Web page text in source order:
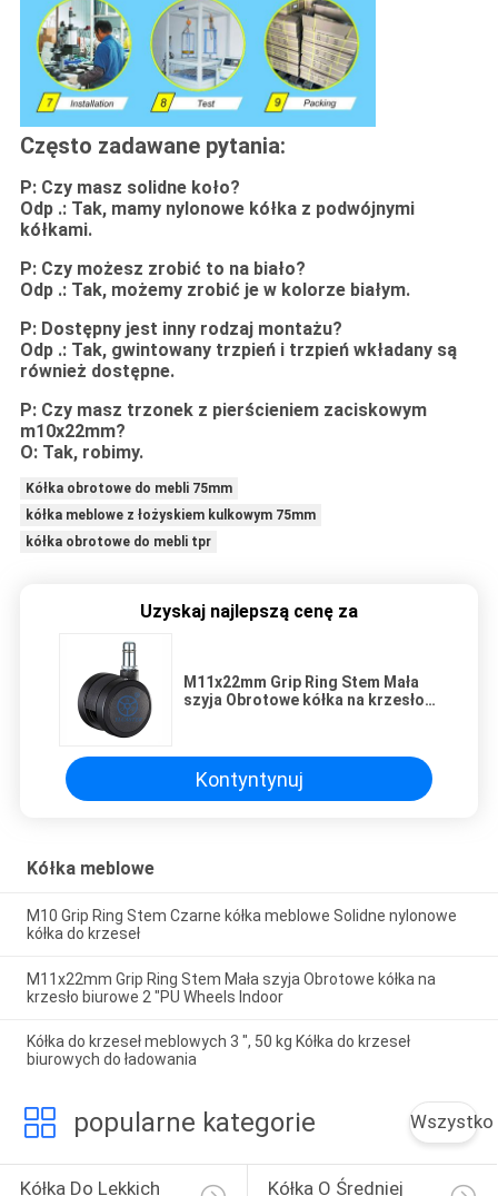
Często zadawane pytania:
P: Czy masz solidne koło?
Odp .: Tak, mamy nylonowe kółka z podwójnymi
kółkami.
P: Czy możesz zrobić to na biało?
Odp .: Tak, możemy zrobić je w kolorze białym.
P: Dostępny jest inny rodzaj montażu?
Odp .: Tak, gwintowany trzpień i trzpień wkładany są
również dostępne.
P: Czy masz trzonek z pierścieniem zaciskowym
m10x22mm?
O: Tak, robimy.
Kółka obrotowe do mebli 75mm
kółka meblowe z łożyskiem kulkowym 75mm
kółka obrotowe do mebli tpr
Uzyskaj najlepszą cenę za
M11x22mm Grip Ring Stem Mała
szyja Obrotowe kółka na krzesło
Kontyntynuj
Kółka meblowe
M10 Grip Ring Stem Czarne kółka meblowe Solidne nylonowe
kółka do krzeseł
M11x22mm Grip Ring Stem Mała szyja Obrotowe kółka na
krzesło biurowe 2 "PU Wheels Indoor
Kółka do krzeseł meblowych 3 ", 50 kg Kółka do krzeseł
biurowych do ładowania
popularne kategorie Wszystko
Kółka Do Lekkich Kółka O Średniej